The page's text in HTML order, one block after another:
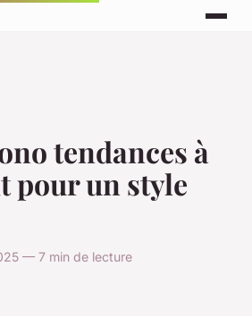
tendances à
pour un style
— 7 min de lecture